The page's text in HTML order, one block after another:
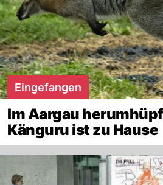
Eingefangen
Im Aargau
Känguru ist zu Hause